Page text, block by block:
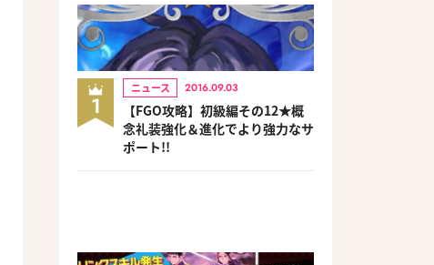
1
ニュース 2016.09.03
【FGO攻略】初級編その12★概
念礼装強化＆進化でより強力なサ
ポート!!